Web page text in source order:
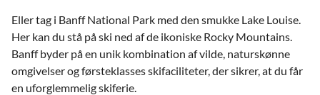
Eller tag i Banff National Park med den smukke Lake Louise.
Her kan du stå på ski ned af de ikoniske Rocky Mountains.
Banff byder på en unik kombination af vilde, naturskønne
omgivelser og førsteklasses skifaciliteter, der sikrer, at du får
en uforglemmelig skiferie.